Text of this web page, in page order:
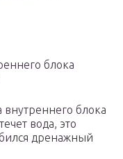
блока
внутреннего блока
вода, это
дренажный